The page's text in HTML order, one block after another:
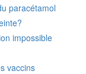
paracétamol
impossible
vaccins